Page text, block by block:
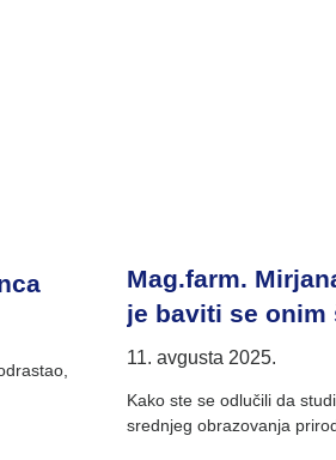
Mag.farm.
je baviti se onim
11. avgusta 2025.
Kako ste se odlučili da
srednjeg obrazovanja